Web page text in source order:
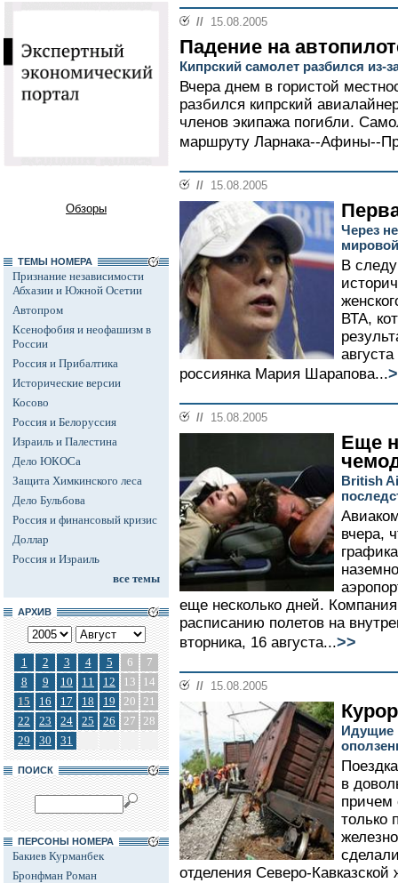
Обзоры
ТЕМЫ НОМЕРА
Признание независимости
Абхазии и Южной Осетии
Автопром
Ксенофобия и неофашизм в
России
Россия и Прибалтика
Исторические версии
Косово
Россия и Белоруссия
Израиль и Палестина
Дело ЮКОСа
Защита Химкинского леса
Дело Бульбова
Россия и финансовый кризис
Доллар
Россия и Израиль
все темы
АРХИВ
1 2 3 4 5 6
7
8
9 10 11 12 13
14
15
16 17 18 19 20 21
22
23 24 25 26 27 28
29
30 31
ПОИСК
ПЕРСОНЫ НОМЕРА
Бакиев Курманбек
Бронфман Роман
// 15.08.2005
Падение на
Кипрский самолет разбился из-
Вчера днем в гористой
разбился кипрский
членов экипажа погибли.
маршруту Ларнака--Афины--
// 15.08.2005
Через
В
ВТА,
россиянка Мария Шарапова...
// 15.08.2005
Еще
British
вчера,
еще несколько дней.
расписанию полетов на
вторника, 16 августа...>>
// 15.08.2005
Идущие
в
причем
только
отделения Северо-